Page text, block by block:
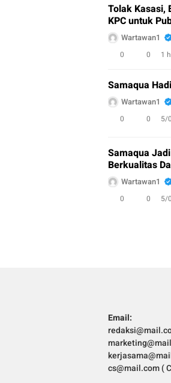
Tolak Kasasi,
KPC untuk
Wartawan1
0 0 1
Samaqua
Wartawan1
0 0 5/
Samaqua
Berkualitas
Wartawan1
0 0 5/
Email:
cs@mail.com (